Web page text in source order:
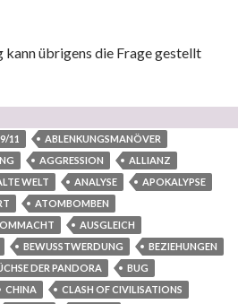
kann übrigens die Frage gestellt
über Brexit“ – Meine Wenigkeit:
9/11
ABLENKUNGSMANÖVER
AGGRESSION
ALLIANZ
WELT ANALYSE
APOKALYPSE
ATOMBOMBEN
AUSGLEICH
BEWUSSTWERDUNG
BEZIEHUNGEN
DER PANDORA
BUG
CHINA
CLASH OF CIVILISATIONS